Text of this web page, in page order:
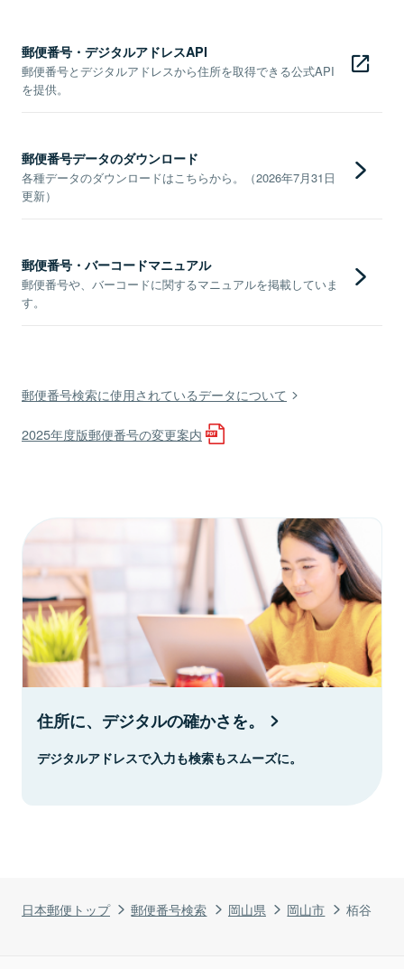
日本郵便トップ 郵便番号検索 岡山県 岡山市 栢谷
郵便番号・デジタルアドレスAPI
郵便番号とデジタルアドレスから住所を取得できる公式API
を提供。
郵便番号データのダウンロード
各種データのダウンロードはこちらから。（2026年7月31日
更新）
郵便番号・バーコードマニュアル
郵便番号や、バーコードに関するマニュアルを掲載していま
す。
郵便番号検索に使用されているデータについて
2025年度版郵便番号の変更案内
住所に、デジタルの確かさを。
デジタルアドレスで入力も検索もスムーズに。